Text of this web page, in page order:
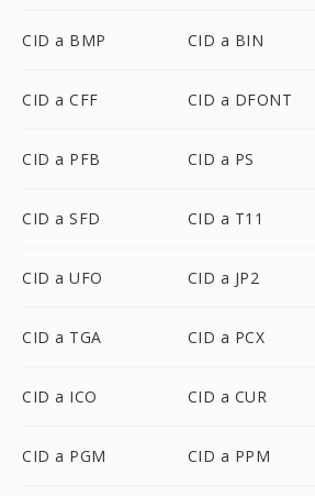
CID a BMP CID a BIN
CID a CFF CID a DFONT
CID a PFB CID a PS
CID a SFD CID a T11
CID a UFO CID a JP2
CID a TGA CID a PCX
CID a ICO CID a CUR
CID a PGM CID a PPM